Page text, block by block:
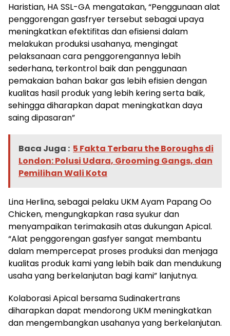
Haristian, HA SSL-GA mengatakan, “Penggunaan alat
penggorengan gasfryer tersebut sebagai upaya
meningkatkan efektifitas dan efisiensi dalam
melakukan produksi usahanya, mengingat
pelaksanaan cara penggorengannya lebih
sederhana, terkontrol baik dan penggunaan
pemakaian bahan bakar gas lebih efisien dengan
kualitas hasil produk yang lebih kering serta baik,
sehingga diharapkan dapat meningkatkan daya
saing dipasaran”
Baca Juga : 5 Fakta Terbaru the Boroughs di
London: Polusi Udara, Grooming Gangs, dan
Pemilihan Wali Kota
Lina Herlina, sebagai pelaku UKM Ayam Papang Oo
Chicken, mengungkapkan rasa syukur dan
menyampaikan terimakasih atas dukungan Apical.
“Alat penggorengan gasfyer sangat membantu
dalam mempercepat proses produksi dan menjaga
kualitas produk kami yang lebih baik dan mendukung
usaha yang berkelanjutan bagi kami” lanjutnya.
Kolaborasi Apical bersama Sudinakertrans
diharapkan dapat mendorong UKM meningkatkan
dan mengembangkan usahanya yang berkelanjutan.